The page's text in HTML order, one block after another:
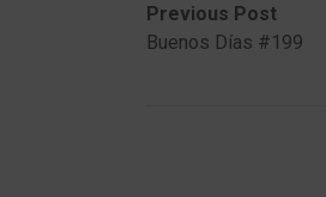
Previous Post
Buenos Días #199